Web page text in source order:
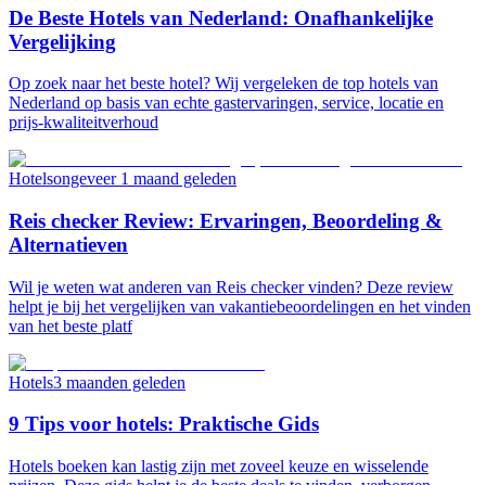
De Beste Hotels van Nederland: Onafhankelijke
Vergelijking
Op zoek naar het beste hotel? Wij vergeleken de top hotels van
Nederland op basis van echte gastervaringen, service, locatie en
prijs-kwaliteitverhoud
Hotelsongeveer 1 maand geleden
Reis checker Review: Ervaringen, Beoordeling &
Alternatieven
Wil je weten wat anderen van Reis checker vinden? Deze review
helpt je bij het vergelijken van vakantiebeoordelingen en het vinden
van het beste platf
Hotels3 maanden geleden
9 Tips voor hotels: Praktische Gids
Hotels boeken kan lastig zijn met zoveel keuze en wisselende